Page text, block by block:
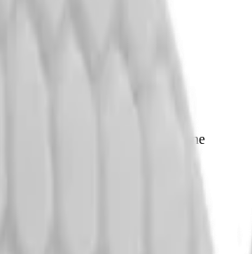
190 мм, 629RH, Buff and Shine